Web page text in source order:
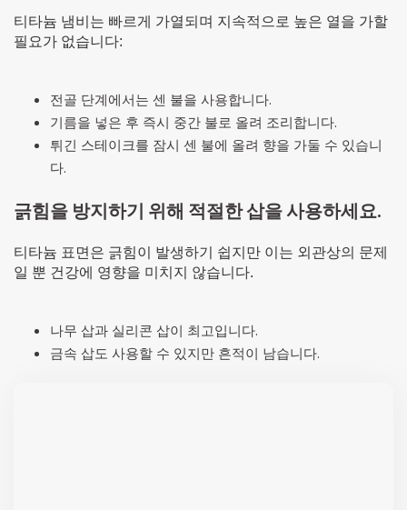
티타늄 냄비는 빠르게 가열되며 지속적으로 높은 열을 가할
필요가 없습니다:
전골 단계에서는 센 불을 사용합니다.
기름을 넣은 후 즉시 중간 불로 올려 조리합니다.
튀긴 스테이크를 잠시 센 불에 올려 향을 가둘 수 있습니
다.
긁힘을 방지하기 위해 적절한 삽을 사용하세요.
티타늄 표면은 긁힘이 발생하기 쉽지만 이는 외관상의 문제
일 뿐 건강에 영향을 미치지 않습니다.
나무 삽과 실리콘 삽이 최고입니다.
금속 삽도 사용할 수 있지만 흔적이 남습니다.